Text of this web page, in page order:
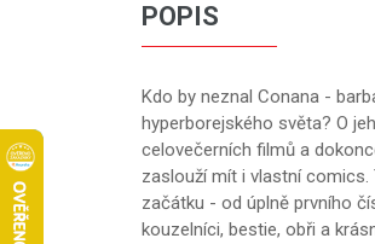
POPIS
Kdo by neznal Conana -
hyperborejského světa? O
celovečerních filmů a
zaslouží mít i vlastní comics.
začátku - od úplně prvního
kouzelníci, bestie, obři a